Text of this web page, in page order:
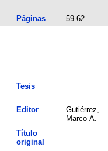
Páginas
59-62
Tesis
Editor
Gutiérrez,
Marco A.
Título
original